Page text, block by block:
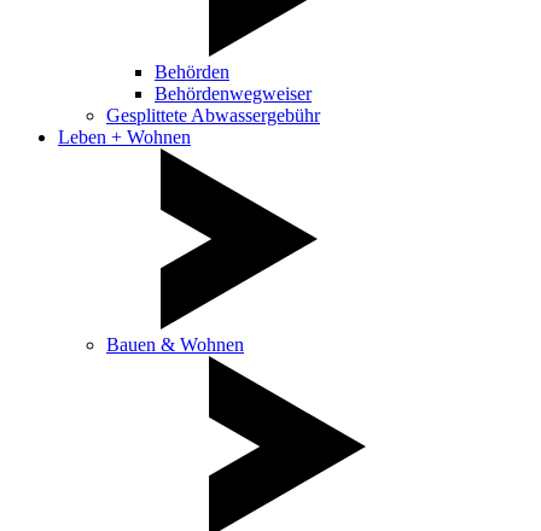
Behörden
Behördenwegweiser
Gesplittete Abwassergebühr
Leben + Wohnen
Bauen & Wohnen